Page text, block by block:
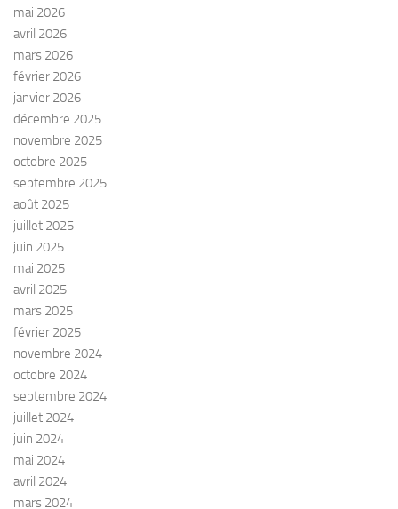
mai 2026
avril 2026
mars 2026
février 2026
janvier 2026
décembre 2025
novembre 2025
octobre 2025
septembre 2025
août 2025
juillet 2025
juin 2025
mai 2025
avril 2025
mars 2025
février 2025
novembre 2024
octobre 2024
septembre 2024
juillet 2024
juin 2024
mai 2024
avril 2024
mars 2024